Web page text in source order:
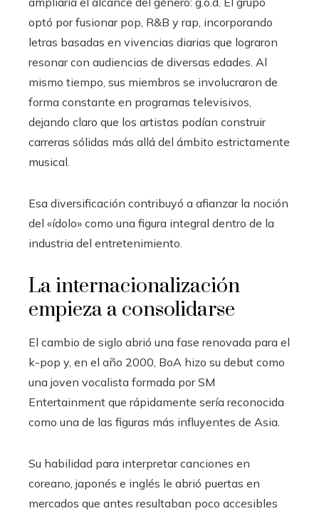
optó por fusionar pop, R&B y rap, incorporando
letras basadas en vivencias diarias que lograron
resonar con audiencias de diversas edades. Al
mismo tiempo, sus miembros se involucraron de
forma constante en programas televisivos,
dejando claro que los artistas podían construir
carreras sólidas más allá del ámbito estrictamente
musical.
Esa diversificación contribuyó a afianzar la noción
del «ídolo» como una figura integral dentro de la
industria del entretenimiento.
La internacionalización
empieza a consolidarse
El cambio de siglo abrió una fase renovada para el
k-pop y, en el año 2000, BoA hizo su debut como
una joven vocalista formada por SM
Entertainment que rápidamente sería reconocida
como una de las figuras más influyentes de Asia.
Su habilidad para interpretar canciones en
coreano, japonés e inglés le abrió puertas en
mercados que antes resultaban poco accesibles